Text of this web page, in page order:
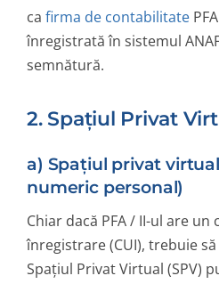
ca firma de contabilitate
înregistrată în sistemul
semnătură.
2. Spațiul Privat
a) Spațiul privat
numeric personal)
Chiar dacă PFA / II-ul are un
înregistrare (CUI), trebuie
Spațiul Privat Virtual (SPV)